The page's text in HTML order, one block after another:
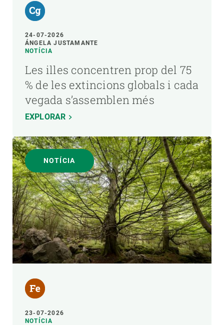
24-07-2026
ÁNGELA JUSTAMANTE
NOTÍCIA
Les illes concentren prop del 75
% de les extincions globals i cada
vegada s’assemblen més
EXPLORAR
NOTÍCIA
23-07-2026
NOTÍCIA